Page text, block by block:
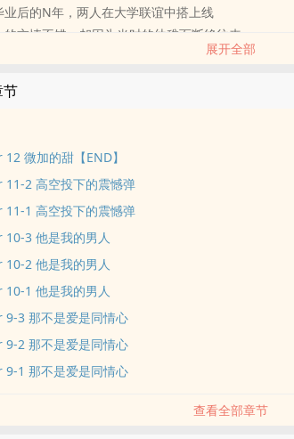
业后的N年，两人在大学联谊中搭上线
的交情不错，却因为当时的幼稚而断绝往来
熟，就是向妳告白的时候。」
一个大男孩心里的告白
这样待在你身边，陪着你永远永远。」
一个心思细腻的女孩心事
相遇在联谊时
02 转变之初
04 两个女孩
双面追逐游戏 （一）
双面追逐游戏 （二）
07 别怕，有我在
展开全部
节
微加的甜【END】
11-2 高空投下的震憾弹
11-1 高空投下的震憾弹
10-3 他是我的男人
10-2 他是我的男人
10-1 他是我的男人
9-3 那不是爱是同情心
9-2 那不是爱是同情心
9-1 那不是爱是同情心
查看全部章节